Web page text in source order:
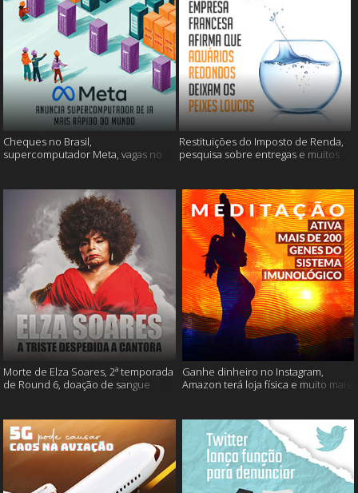
Cheques no Brasil,
supercomputador Meta, vagas no
Restituições do Imposto de Renda,
pesquisa sobre entregas e muitos
Morte de Elza Soares, 2ª temporada
de Round 6, doação de sangue
Ganhe dinheiro no Instagram,
Amazon terá loja física e muito mais!